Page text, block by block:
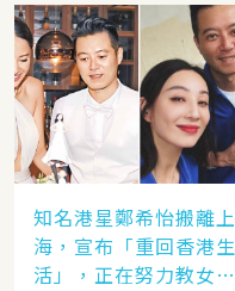
知名港星鄭希怡搬離上
海，宣布「重回香港生
活」，正在努力教女兒